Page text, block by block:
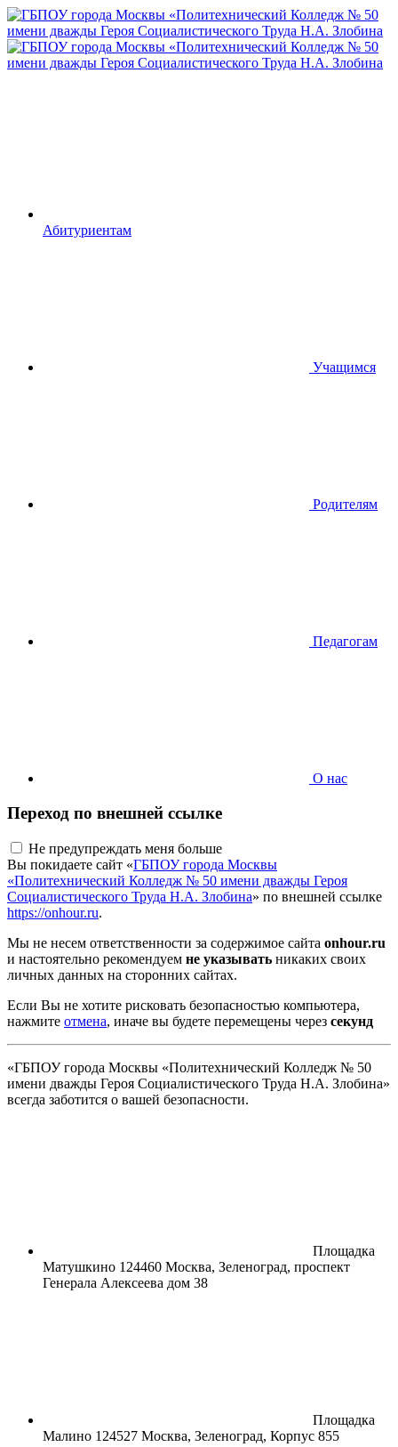
Абитуриентам
Учащимся
Родителям
Педагогам
О нас
Переход по внешней ссылке
Не предупреждать меня больше
Вы покидаете сайт «ГБПОУ города Москвы
«Политехнический Колледж № 50 имени дважды Героя
Социалистического Труда Н.А. Злобина» по внешней ссылке
https://onhour.ru.
Мы не несем ответственности за содержимое сайта onhour.ru
и настоятельно рекомендуем не указывать никаких своих
личных данных на сторонних сайтах.
Если Вы не хотите рисковать безопасностью компьютера,
нажмите отмена, иначе вы будете перемещены через секунд
«ГБПОУ города Москвы «Политехнический Колледж № 50
имени дважды Героя Социалистического Труда Н.А. Злобина»
всегда заботится о вашей безопасности.
Площадка
Матушкино 124460 Москва, Зеленоград, проспект
Генерала Алексеева дом 38
Площадка
Малино 124527 Москва, Зеленоград, Корпус 855